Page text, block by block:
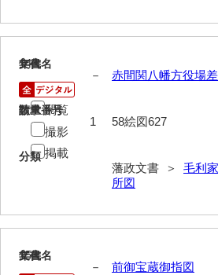
山口小郡宰判記録
三卿伝史料
特定歴史公文書
14
文書名
赤間関八幡方役場
請求番号
58絵図627
分類
藩政文書 ＞ 毛利
所図
年代
－
数量
1
閲覧
撮影
掲載
15
文書名
前御宝蔵御指図
年代
－